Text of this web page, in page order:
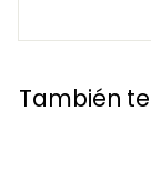
4
0
También